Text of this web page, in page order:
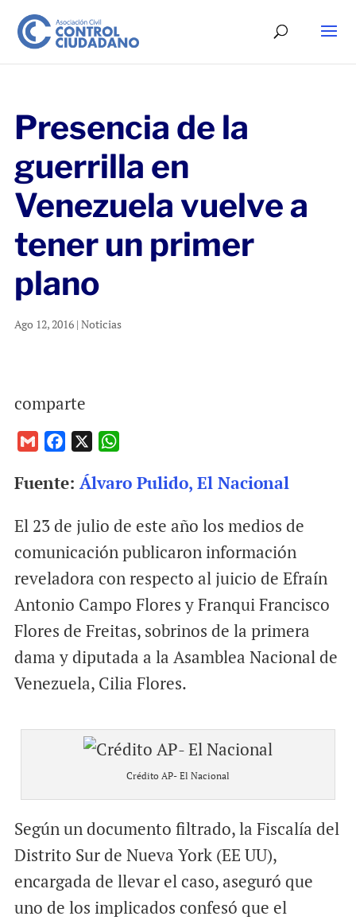
Presencia de la
guerrilla en
Venezuela vuelve a
tener un primer
plano
Ago 12, 2016| Noticias
comparte
a
l
c
b
o
k
a
s
p
p
Fuente: Álvaro Pulido, El Nacional
El 23 de julio de este año los medios de
comunicación publicaron información
reveladora con respecto al juicio de Efraín
Antonio Campo Flores y Franqui Francisco
Flores de Freitas, sobrinos de la primera
dama y diputada a la Asamblea Nacional de
Venezuela, Cilia Flores.
Crédito AP- El Nacional
Según un documento filtrado, la Fiscalía del
Distrito Sur de Nueva York (EE UU),
encargada de llevar el caso, aseguró que
uno de los implicados confesó que el